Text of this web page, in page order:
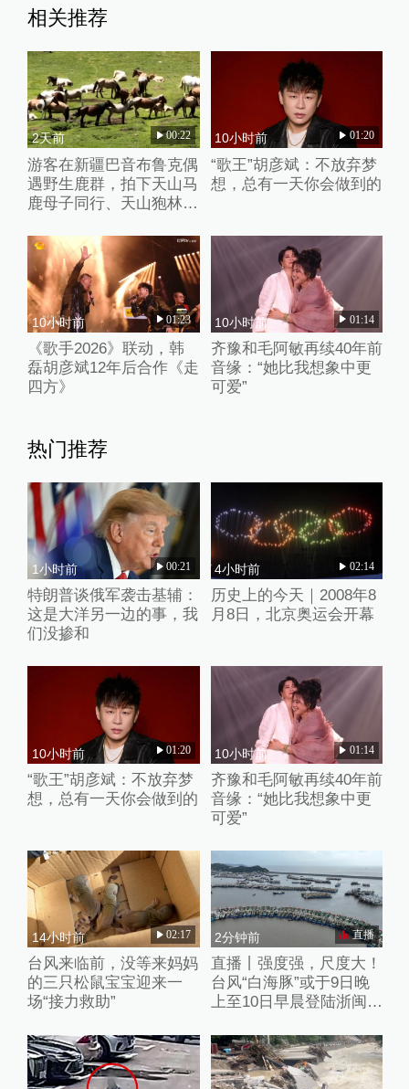
相关推荐
2天前 00:22
游客在新疆巴音布鲁克偶
遇野生鹿群，拍下天山马
鹿母子同行、天山狍林间
10小时前 01:20
“歌王”胡彦斌：不放弃梦
想，总有一天你会做到的
10小时前 01:23
《歌手2026》联动，韩
磊胡彦斌12年后合作《走
四方》
10小时前 01:14
齐豫和毛阿敏再续40年前
音缘：“她比我想象中更
可爱”
热门推荐
1小时前 00:21
特朗普谈俄军袭击基辅：
这是大洋另一边的事，我
们没掺和
4小时前 02:14
历史上的今天｜2008年8
月8日，北京奥运会开幕
10小时前 01:20
“歌王”胡彦斌：不放弃梦
想，总有一天你会做到的
10小时前 01:14
齐豫和毛阿敏再续40年前
音缘：“她比我想象中更
可爱”
14小时前 02:17
台风来临前，没等来妈妈
的三只松鼠宝宝迎来一
场“接力救助”
2分钟前 直播
直播丨强度强，尺度大！
台风“白海豚”或于9日晚
上至10日早晨登陆浙闽沿